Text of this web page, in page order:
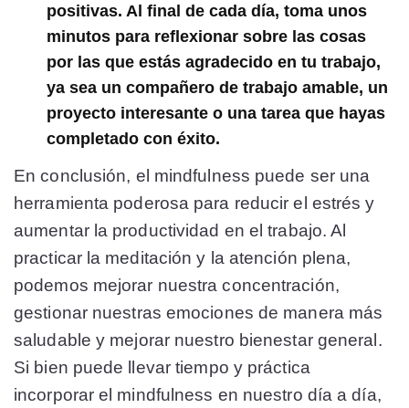
positivas. Al final de cada día, toma unos
minutos para reflexionar sobre las cosas
por las que estás agradecido en tu trabajo,
ya sea un compañero de trabajo amable, un
proyecto interesante o una tarea que hayas
completado con éxito.
En conclusión, el mindfulness puede ser una
herramienta poderosa para reducir el estrés y
aumentar la productividad en el trabajo. Al
practicar la meditación y la atención plena,
podemos mejorar nuestra concentración,
gestionar nuestras emociones de manera más
saludable y mejorar nuestro bienestar general.
Si bien puede llevar tiempo y práctica
incorporar el mindfulness en nuestro día a día,